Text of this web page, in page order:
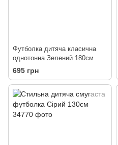
Футболка дитяча класична
однотонна Зелений 180см
695 грн